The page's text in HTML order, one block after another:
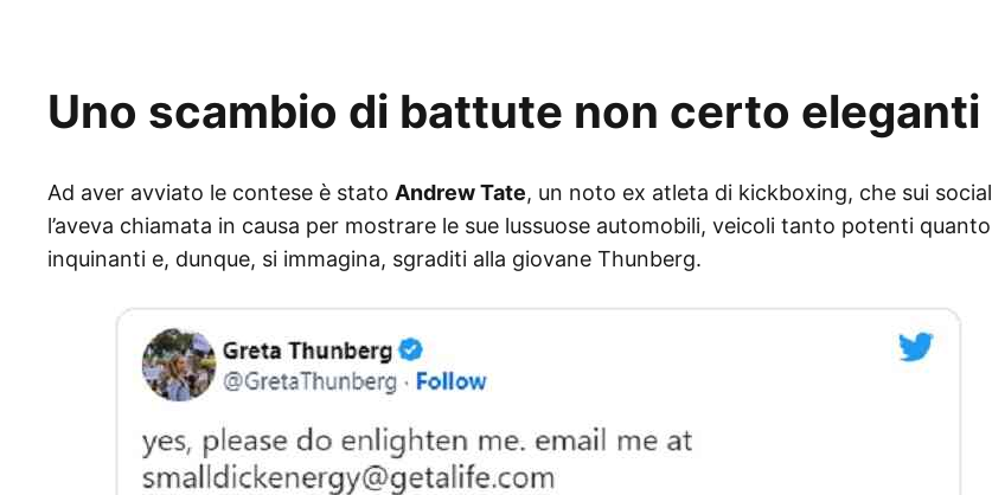
Uno scambio di battute non certo eleganti
Ad aver avviato le contese è stato Andrew Tate, un noto ex atleta di kickboxing, che sui social
l’aveva chiamata in causa per mostrare le sue lussuose automobili, veicoli tanto potenti quanto
inquinanti e, dunque, si immagina, sgraditi alla giovane Thunberg.